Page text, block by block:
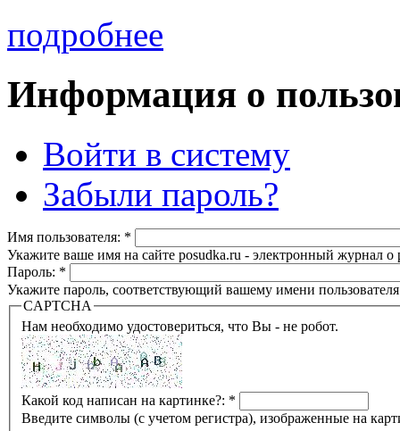
подробнее
Информация о
Войти в систему
Забыли пароль?
Имя пользователя: *
Укажите ваше имя на сайте posudka.ru - электронный журнал
Пароль: *
Укажите пароль, соответствующий вашему имени
CAPTCHA
Нам необходимо удостовериться, что Вы - не робот.
Какой код написан на картинке?: *
Введите символы (с учетом регистра), изображенные на